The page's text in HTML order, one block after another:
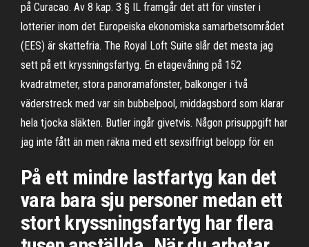
på Curacao. Av 8 kap. 3 § IL framgår det att för vinster i
lotterier inom det Europeiska ekonomiska samarbetsområdet
(EES) är skattefria. The Royal Loft Suite slår det mesta jag
sett på ett kryssningsfartyg. En etagevåning på 152
kvadratmeter, stora panoramafönster, balkonger i två
väderstreck med var sin bubbelpool, middagsbord som klarar
hela tjocka släkten. Butler ingår givetvis. Någon prisuppgift har
jag inte fått än men räkna med ett sexsiffrigt belopp för en
På ett mindre lastfartyg kan det
vara bara sju personer medan ett
stort kryssningsfartyg har flera